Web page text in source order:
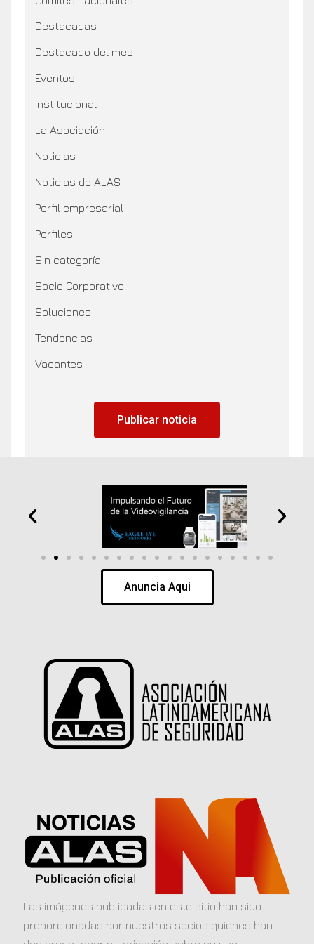
Destacadas
Destacado del mes
Eventos
Institucional
La Asociación
Noticias
Noticias de ALAS
Perfil empresarial
Perfiles
Sin categoría
Socio Corporativo
Soluciones
Tendencias
Vacantes
Publicar noticia
Anuncia Aqui
Las imágenes publicadas en este sitio han sido
proporcionadas por nuestros socios quienes han